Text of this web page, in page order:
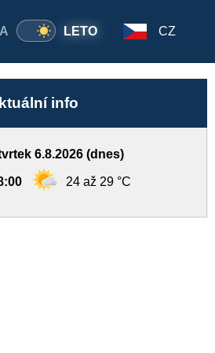
LETO CZ
pri svahu, wellness a
info
6.8.2026 (dnes)
24 až 29 °C